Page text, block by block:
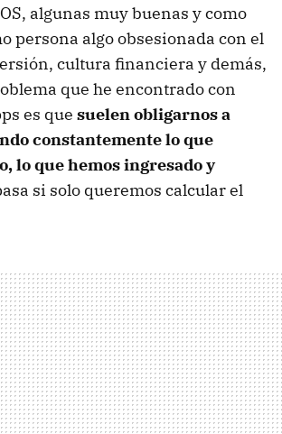
algunas muy buenas y como
persona algo obsesionada con el
cultura financiera y demás,
que he encontrado con
es que suelen obligarnos a
constantemente lo que
lo que hemos ingresado y
si solo queremos calcular el